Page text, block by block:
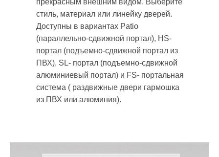
прекрасным внешним видом. Выберите
стиль, материал или линейку дверей.
Доступны в вариантах Patio
(параллельно-сдвижной портал), HS-
портал (подъемно-сдвижной портал из
ПВХ), SL- портал (подъемно-сдвижной
алюминиевый портал) и FS- портальная
система ( раздвижные двери гармошка
из ПВХ или алюминия).